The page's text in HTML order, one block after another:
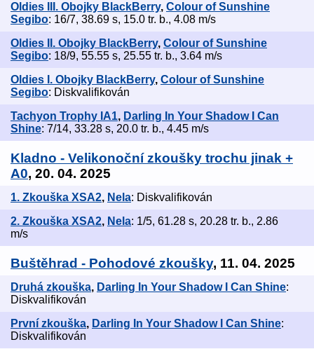
Oldies III. Obojky BlackBerry, Colour of Sunshine
Segibo: 16/7, 38.69 s, 15.0 tr. b., 4.08 m/s
Oldies II. Obojky BlackBerry, Colour of Sunshine
Segibo: 18/9, 55.55 s, 25.55 tr. b., 3.64 m/s
Oldies I. Obojky BlackBerry, Colour of Sunshine
Segibo: Diskvalifikován
Tachyon Trophy IA1, Darling In Your Shadow I Can
Shine: 7/14, 33.28 s, 20.0 tr. b., 4.45 m/s
Kladno - Velikonoční zkoušky trochu jinak +
A0, 20. 04. 2025
1. Zkouška XSA2, Nela: Diskvalifikován
2. Zkouška XSA2, Nela: 1/5, 61.28 s, 20.28 tr. b., 2.86
m/s
Buštěhrad - Pohodové zkoušky, 11. 04. 2025
Druhá zkouška, Darling In Your Shadow I Can Shine:
Diskvalifikován
První zkouška, Darling In Your Shadow I Can Shine:
Diskvalifikován